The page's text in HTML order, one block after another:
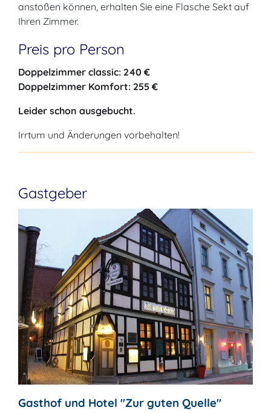
anstoßen können, erhalten Sie eine Flasche Sekt auf
Ihren Zimmer.
Preis pro Person
Doppelzimmer classic: 240 €
Doppelzimmer Komfort: 255 €
Leider schon ausgebucht.
Irrtum und Änderungen vorbehalten!
Gastgeber
Gasthof und Hotel "Zur guten Quelle"